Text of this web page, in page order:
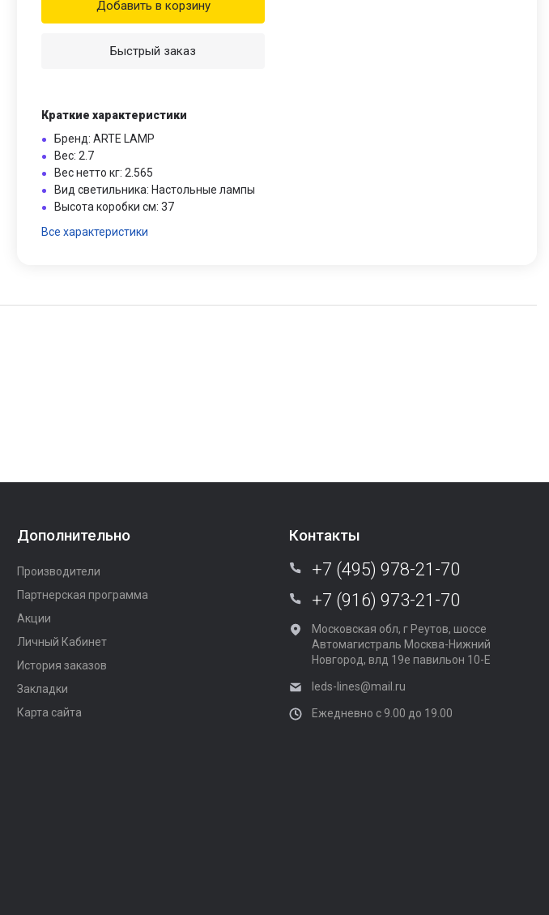
Добавить в корзину
Быстрый заказ
Краткие характеристики
Бренд: ARTE LAMP
Вес: 2.7
Вес нетто кг: 2.565
Вид светильника: Настольные лампы
Высота коробки см: 37
Все характеристики
Дополнительно
Производители
Партнерская программа
Акции
Личный Кабинет
История заказов
Закладки
Карта сайта
Контакты
+7 (495) 978-21-70
+7 (916) 973-21-70
Московская обл, г Реутов, шоссе
Автомагистраль Москва-Нижний
Новгород, влд 19е павильон 10-Е
leds-lines@mail.ru
Ежедневно с 9.00 до 19.00